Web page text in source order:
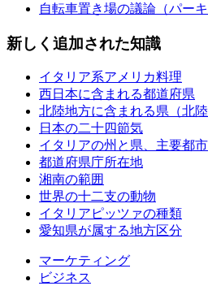
自転車置き場の議論（パー
新しく追加された知識
イタリア系アメリカ料理
西日本に含まれる都道府県
北陸地方に含まれる県（北陸
日本の二十四節気
イタリアの州と県、主要都市
都道府県庁所在地
湘南の範囲
世界の十二支の動物
イタリアピッツァの種類
愛知県が属する地方区分
マーケティング
ビジネス